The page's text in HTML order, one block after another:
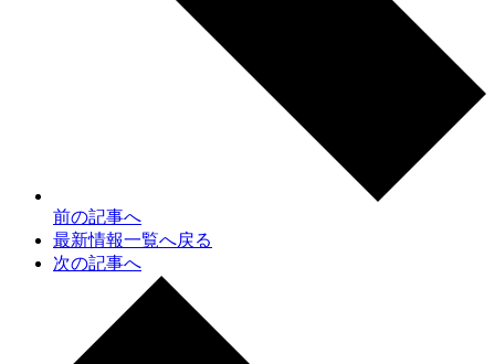
前の記事へ
最新情報一覧へ戻る
次の記事へ